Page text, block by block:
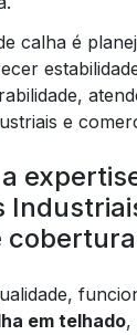
calha é
e
em telhado,